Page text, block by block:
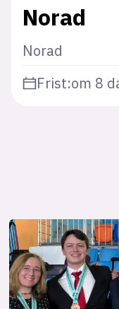
Norad
Norad
Frist:om 8